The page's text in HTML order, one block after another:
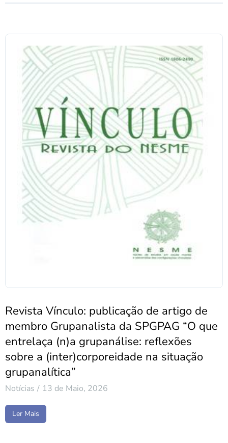
Revista Vínculo: publicação de artigo de
membro Grupanalista da SPGPAG “O que
entrelaça (n)a grupanálise: reflexões
sobre a (inter)corporeidade na situação
grupanalítica”
Notícias 13 de Maio, 2026
Ler Mais